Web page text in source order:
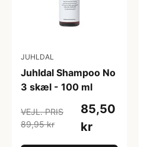
JUHLDAL
Juhldal Shampoo No
3 skæl - 100 ml
VEJL. PRIS
89,95 kr
85,50
kr